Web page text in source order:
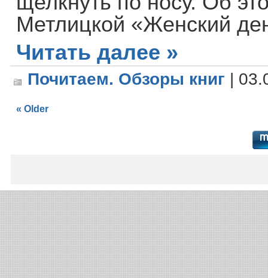
Метлицкой «Женский
Читать далее »
Почитаем. Обзоры книг |
« Older